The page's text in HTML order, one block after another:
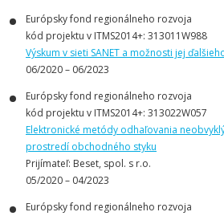
Európsky fond regionálneho rozvoja
kód projektu v ITMS2014+: 313011W988
Výskum v sieti SANET a možnosti jej
06/2020 – 06/2023
Európsky fond regionálneho rozvoja
kód projektu v ITMS2014+: 313022W057
Elektronické metódy odhaľovania
prostredí obchodného styku
Prijímateľ: Beset, spol. s r.o.
05/2020 – 04/2023
Európsky fond regionálneho rozvoja